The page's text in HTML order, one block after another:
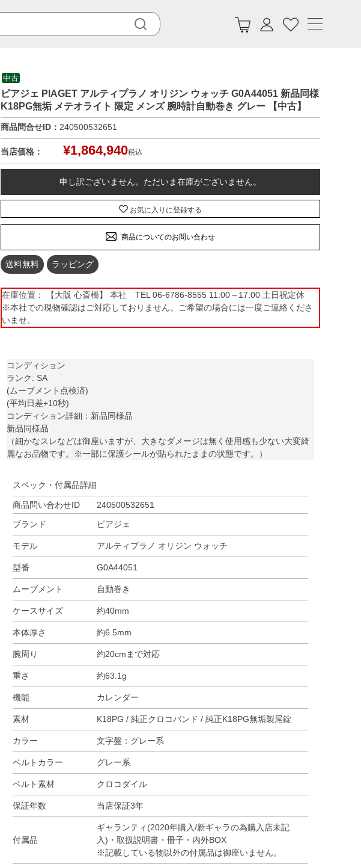
中古
ピアジェ PIAGET アルティプラノ オリジン ウォッチ G0A44051 新品同様
K18PG無垢 メテオライト 限定 メンズ 腕時計自動巻き グレー 【中古】
商品問合せID： 240500532651
当店価格： ¥1,864,940税込
申し訳ございません。ただいま在庫がございません。
お気に入りに登録する
商品についてのお問い合わせ
送料無料 ラッピング
在庫位置： 【大阪 心斎橋】 本社 TEL 06-6786-8555 11:00～17:00 土日祝定休
※本社での現物確認はご対応しておりません。ご希望の場合には一度ご連絡くださ
いませ。
コンディション
ランク: SA
(ムーブメント点検済)
(平均日差+10秒)
コンディション詳細：新品同様品
新品同様品
（細かなスレなどは御座いますが、大きなダメージは無く使用感も少ない大変綺
麗なお品物です。※一部に保護シールが貼られたままの状態です。）
スペック・付属品詳細
商品問い合わせID
240500532651
ブランド
ピアジェ
モデル アルティプラノ オリジン ウォッチ
型番 G0A44051
ムーブメント 自動巻き
ケースサイズ 約40mm
本体厚さ 約6.5mm
腕周り 約20cmまで対応
重さ 約63.1g
機能 カレンダー
素材 K18PG / 純正クロコバンド / 純正K18PG無垢製尾錠
カラー 文字盤：グレー系
ベルトカラー グレー系
ベルト素材 クロコダイル
保証年数 当店保証3年
付属品
ギャランティ(2020年購入/新ギャラの為購入店未記
入)・取扱説明書・冊子・内外BOX
※記載している物以外の付属品は御座いません。